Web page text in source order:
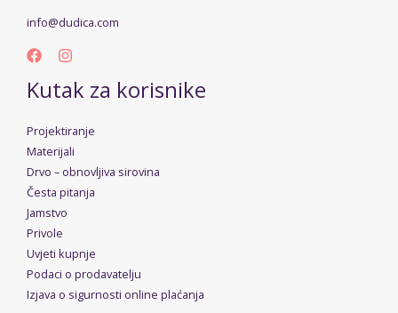
info@dudica.com
Kutak za korisnike
Projektiranje
Materijali
Drvo – obnovljiva sirovina
Česta pitanja
Jamstvo
Privole
Uvjeti kupnje
Podaci o prodavatelju
Izjava o sigurnosti online plaćanja